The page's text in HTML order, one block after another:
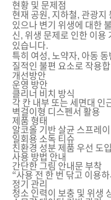
현황 및 문제점
현재 공원, 지하철, 관광지
있으나 변기 위생에 대한
신, 위생 문제로 인한 이용
있습니다.
특히 여성, 노약자, 아동
질적인 불편 요소로 작용
개선방안
운영 방안
클리너 비치 방식
각 칸 내부 또는 세면대 인
벽걸이형 디스펜서 활용
제품 형태
알코올 기반 살균 스프레이
일회용 소독 티슈
친환경 성분 제품 우선 도입
사용 방법 안내
간단한 그림 안내문 부착
“사용 전 한 번 닦고 이용하
정기 관리
청소 인력이 보충 및 위생